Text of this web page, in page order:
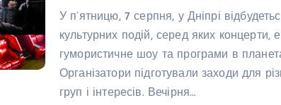
У п’ятницю, 7 серпня, у Дніпрі
культурних подій, серед яких концерти,
гумористичне шоу та програми в
Організатори підготували заходи для
груп і інтересів. Вечірня…